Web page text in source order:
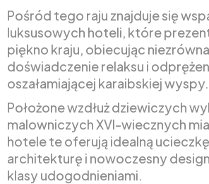
Pośród tego raju znajduje się
luksusowych hoteli, które
piękno kraju, obiecując
doświadczenie relaksu i
oszałamiającej karaibskiej wyspy.
Położone wzdłuż dziewiczych
malowniczych XVI-wiecznych
hotele te oferują idealną
architekturę i nowoczesny
klasy udogodnieniami.